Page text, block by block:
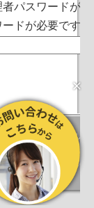
パスワードが
ドが必要です)
への要望 ヘルプ
License.
Team( GPL )
×